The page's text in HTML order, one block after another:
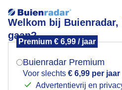
Welkom bij
gaan?
Premium € 6,99 / jaar
Buienradar Premium
Voor slechts € 6,99 per jaar
Advertentievrij en
Fietsen
Mogen we je locatie